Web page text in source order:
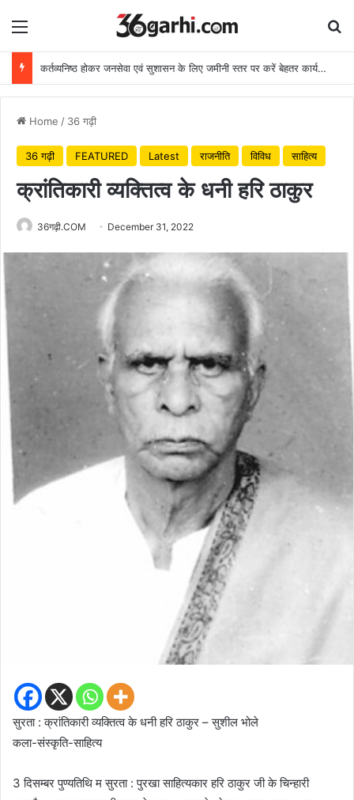
Menu
कर्तव्यनिष्ठ होकर जनसेवा एवं सुशासन के लिए जमीनी स्तर पर करें बेहतर कार्य: मुख्यमंत्री
Home / 36 गढ़ी
36 गढ़ी FEATURED Latest राजनीति विविध साहित्य
क्रांतिकारी व्यक्तित्व के धनी हरि ठाकुर
36गढ़ी.COM December 31, 2022
सुरता : क्रांतिकारी व्यक्तित्व के धनी हरि ठाकुर – सुशील भोले
कला-संस्कृति-साहित्य
3 दिसम्बर पुण्यतिथि म सुरता : पुरखा साहित्यकार हरि ठाकुर जी के चिन्हारी